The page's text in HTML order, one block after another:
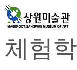
체험